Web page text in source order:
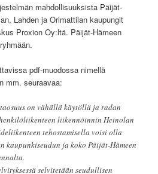
mahdollisuuksista Päijät-
Lahden ja Orimattilan kaupungit
Proxion Oy:ltä. Päijät-Hämeen
pdf-muodossa nimellä
mm. seuraavaa:
on vähällä käytöllä ja radan
liikennöinnin Heinolan
tehostamisella voisi olla
kaupunkiseudun ja koko Päijät-Hämeen
selvitetään seudullisen